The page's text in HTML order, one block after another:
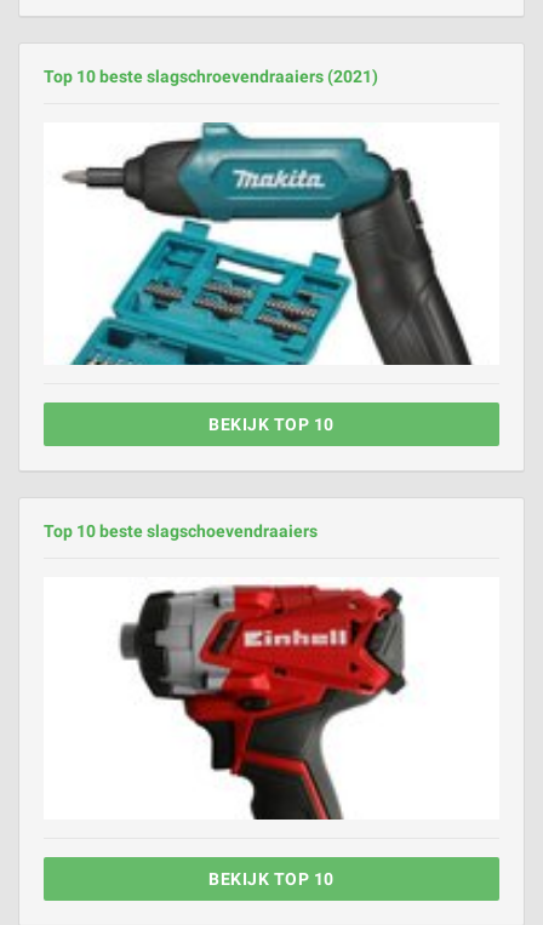
Top 10 beste slagschroevendraaiers (2021)
BEKIJK TOP 10
Top 10 beste slagschoevendraaiers
BEKIJK TOP 10